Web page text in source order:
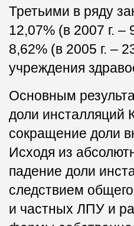
Третьими в ряду
12,07% (в 2007 г.
8,62% (в 2005 г. –
учреждения
Основным
доли инсталляций
сокращение доли
Исходя из
падение доли
следствием
и частных ЛПУ и